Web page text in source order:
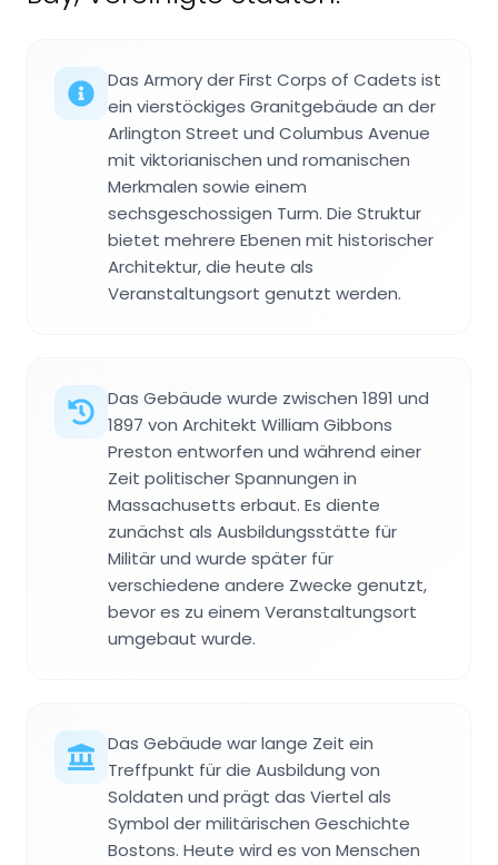
Das Armory der First Corps of Cadets ist
ein vierstöckiges Granitgebäude an der
Arlington Street und Columbus Avenue
mit viktorianischen und romanischen
Merkmalen sowie einem
sechsgeschossigen Turm. Die Struktur
bietet mehrere Ebenen mit historischer
Architektur, die heute als
Veranstaltungsort genutzt werden.
Das Gebäude wurde zwischen 1891 und
1897 von Architekt William Gibbons
Preston entworfen und während einer
Zeit politischer Spannungen in
Massachusetts erbaut. Es diente
zunächst als Ausbildungsstätte für
Militär und wurde später für
verschiedene andere Zwecke genutzt,
bevor es zu einem Veranstaltungsort
umgebaut wurde.
Das Gebäude war lange Zeit ein
Treffpunkt für die Ausbildung von
Soldaten und prägt das Viertel als
Symbol der militärischen Geschichte
Bostons. Heute wird es von Menschen